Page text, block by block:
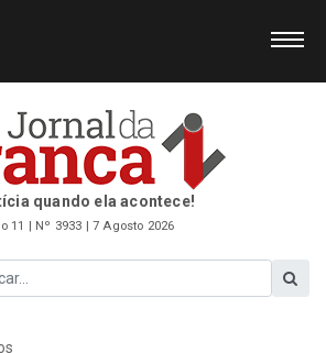
quando ela acontece!
11 | Nº 3933 | 7 Agosto 2026